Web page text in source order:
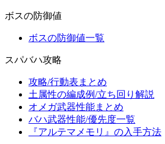
ボスの防御値
ボスの防御値一覧
スパバハ攻略
攻略/行動表まとめ
土属性の編成例/立ち回り解説
オメガ武器性能まとめ
バハ武器性能/優先度一覧
『アルテマメモリ』の入手方法